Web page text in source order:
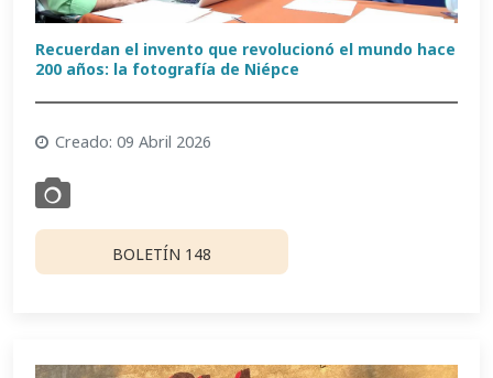
Recuerdan el invento que revolucionó el mundo hace
200 años: la fotografía de Niépce
Creado: 09 Abril 2026
BOLETÍN 148